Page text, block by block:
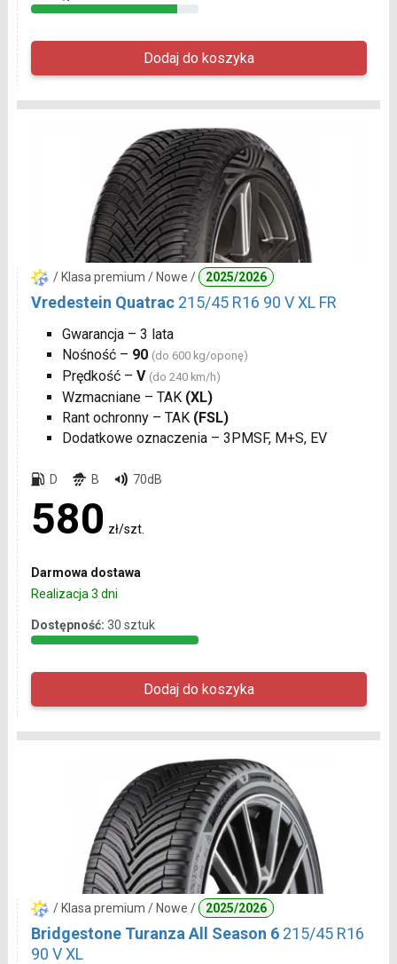
/ Klasa premium / Nowe / 2025/2026
Vredestein Quatrac 215/45 R16 90 V XL FR
Gwarancja – 3 lata
Nośność – 90 (do 600 kg/oponę)
Prędkość – V (do 240 km/h)
Wzmacniane – TAK (XL)
Rant ochronny – TAK (FSL)
Dodatkowe oznaczenia – 3PMSF, M+S, EV
D B 70dB
580 zł/szt.
Darmowa dostawa
Realizacja 3 dni
Dostępność: 30 sztuk
/ Klasa premium / Nowe / 2025/2026
Bridgestone Turanza All Season 6 215/45 R16
90 V XL